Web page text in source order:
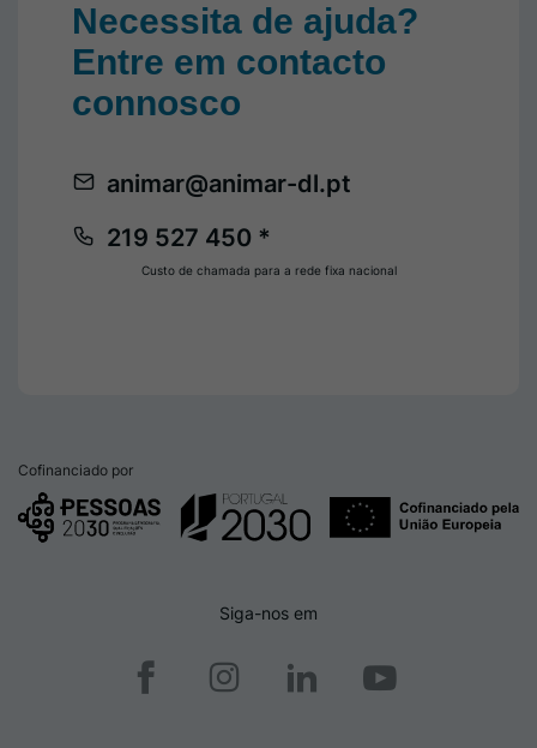
Necessita de ajuda?
Entre em contacto
connosco
219 527 450 *
animar@animar-dl.pt
Custo de chamada para a rede fixa nacional
Cofinanciado por
Siga-nos em